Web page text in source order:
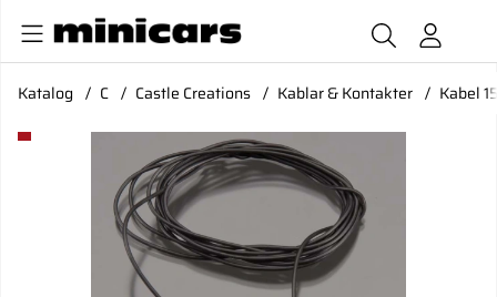
Katalog C Castle Creations Kablar & Kontakter Kabel
Produktbilder Kabel 150cm 24 AWG Svart